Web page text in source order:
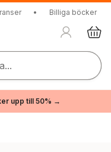
• Billiga böcker
upp till 50% →